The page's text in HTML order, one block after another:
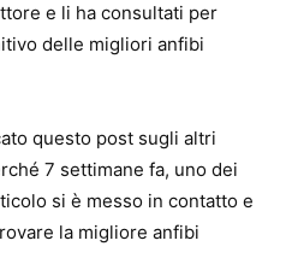
e li ha consultati per
delle migliori anfibi
questo post sugli altri
7 settimane fa, uno dei
si è messo in contatto e
la migliore anfibi